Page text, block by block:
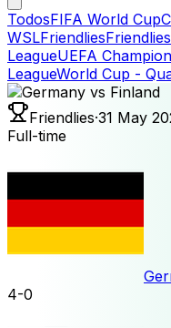
TodosFIFA World Cup
WSLFriendlies
LeagueUEFA
LeagueWorld Cup -
Friendlies·31 May
Full-time
4-0